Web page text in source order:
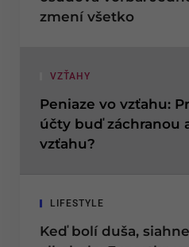
zmení všetko
VZŤAHY
Peniaze vo vzťahu:
účty buď záchranou
vzťahu?
LIFESTYLE
Keď bolí duša,